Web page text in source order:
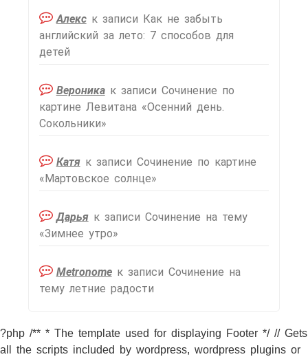
Алекск записи Как не забыть
английский за лето: 7 способов для
детей
Вероникак записи Сочинение по
картине Левитана «Осенний день.
Сокольники»
Катяк записи Сочинение по картине
«Мартовское солнце»
Дарьяк записи Сочинение на тему
«Зимнее утро»
Metronomeк записи Сочинение на
тему летние радости
?php /** * The template used for displaying Footer */ // Gets
all the scripts included by wordpress, wordpress plugins or